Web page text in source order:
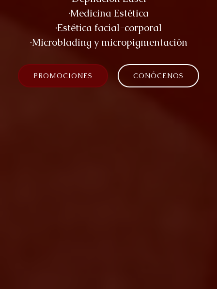
·Medicina Estética
·Estética facial-corporal
·Microblading y micropigmentación
PROMOCIONES CONÓCENOS